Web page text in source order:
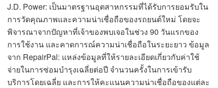
J.D. Power: เป็นมาตรฐานอุตสาหกรรมที่ได้รับการยอมรับใน
การวัดคุณภาพและความน่าเชื่อถือของรถยนต์ใหม่ โดยจะ
พิจารณาจากปัญหาที่เจ้าของพบเจอในช่วง 90 วันแรกของ
การใช้งาน และคาดการณ์ความน่าเชื่อถือในระยะยาว ข้อมูล
จาก RepairPal: แหล่งข้อมูลที่ให้รายละเอียดเกี่ยวกับค่าใช้
จ่ายในการซ่อมบำรุงเฉลี่ยต่อปี จำนวนครั้งในการเข้ารับ
บริการโดยเฉลี่ย และการให้คะแนนความน่าเชื่อถือของแต่ละ